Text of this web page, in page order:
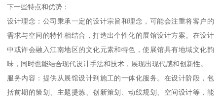
下一些特点和优势：
设计理念：公司秉承一定的设计宗旨和理念，可能会注重将客户的
需求与空间的特性相结合，打造出个性化的展馆设计方案。在设计
中或许会融入江南地区的文化元素和特色，使展馆具有地域文化韵
味，同时也能结合现代设计手法和技术，展现出现代感和创新性。
服务内容：提供从展馆设计到施工的一体化服务。在设计阶段，包
括前期的策划、主题提炼、创新策划、动线规划、空间设计等，能